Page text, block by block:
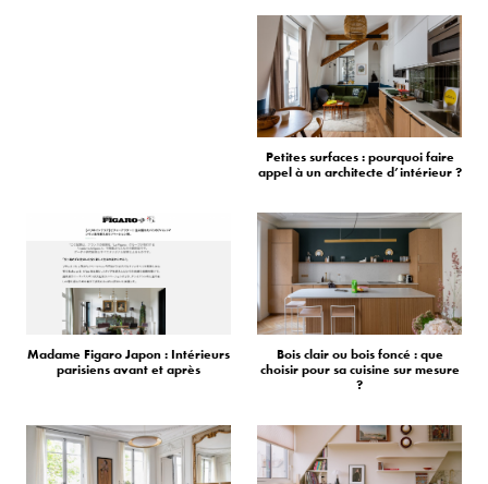
Petites surfaces : pourquoi faire
appel à un architecte d’intérieur ?
Madame Figaro Japon : Intérieurs
parisiens avant et après
Bois clair ou bois foncé : que
choisir pour sa cuisine sur mesure
?